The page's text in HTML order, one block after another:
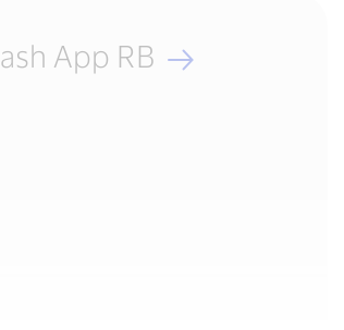
App RB